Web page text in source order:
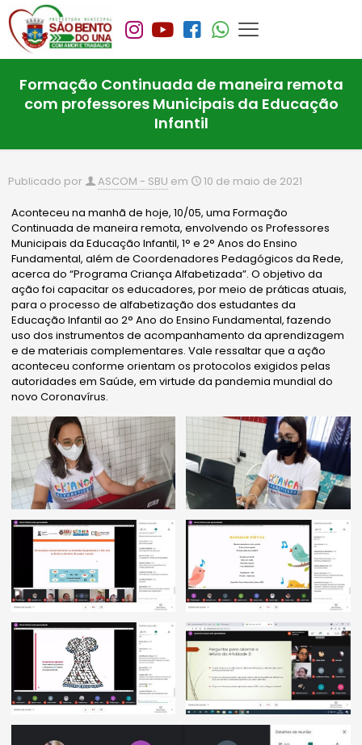
Formação Continuada de maneira remota
com professores Municipais da Educação
Infantil
Publicado por ASCOM - SBU em 10 de maio de 2021
Aconteceu na manhã de hoje, 10/05, uma Formação
Continuada de maneira remota, envolvendo os Professores
Municipais da Educação Infantil, 1° e 2° Anos do Ensino
Fundamental, além de Coordenadores Pedagógicos da Rede,
acerca do “Programa Criança Alfabetizada”. O objetivo da
ação foi capacitar os educadores, por meio de práticas atuais,
para o processo de alfabetização dos estudantes da
Educação Infantil ao 2° Ano do Ensino Fundamental, fazendo
uso dos instrumentos de acompanhamento da aprendizagem
e de materiais complementares. Vale ressaltar que a ação
aconteceu conforme orientam os protocolos exigidos pelas
autoridades em Saúde, em virtude da pandemia mundial do
novo Coronavírus.